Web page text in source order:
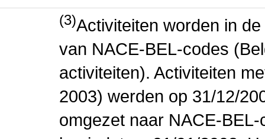
(3)Activiteiten worden in
van NACE-BEL-codes
activiteiten). Activiteiten
2003) werden op 31/12/
omgezet naar NACE-